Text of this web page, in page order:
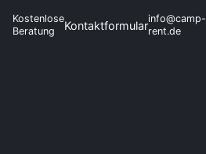
Kostenlose
Beratung
Kontaktformularinfo@camp-
rent.de